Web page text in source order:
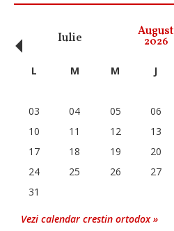
Iulie August
2026
‹ L M M J
03
04 05 06
10
11 12 13
17
18 19 20
24
25 26 27
31
Vezi calendar crestin ortodox »